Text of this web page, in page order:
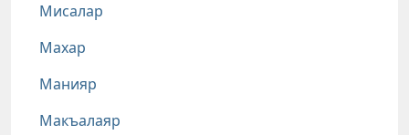
Мисалар
Махар
Манияр
Макъалаяр